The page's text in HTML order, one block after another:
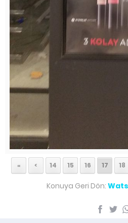
« < 14 15 16 17 18
Konuya Geri Dön: